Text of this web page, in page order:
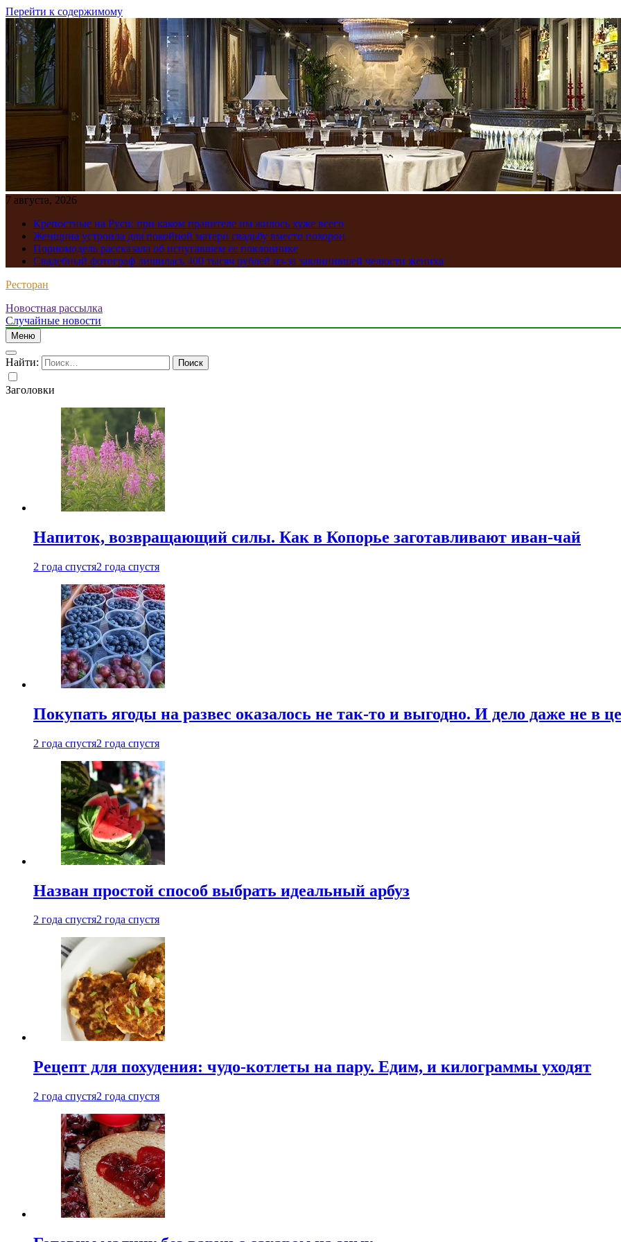
Перейти к содержимому
7 августа, 2026
Крепостные на Руси: при каком правителе им жилось хуже всего
Женщина устроила для покойной матери свадьбу вместо похорон
Порномодель рассказала об испугавшем ее поклоннике
Свадебный фотограф лишилась 400 тысяч рублей из-за заклинившей челюсти жениха
Ресторан
Новостная рассылка
Случайные новости
Меню
Найти:
Заголовки
Напиток, возвращающий силы. Как в Копорье заготавливают иван-чай
2 года спустя2 года спустя
Покупать ягоды на развес оказалось не так-то и выгодно. И дело даже не в
2 года спустя2 года спустя
Назван простой способ выбрать идеальный арбуз
2 года спустя2 года спустя
Рецепт для похудения: чудо-котлеты на пару. Едим, и килограммы уходят
2 года спустя2 года спустя